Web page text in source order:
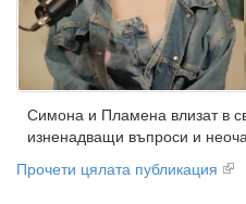
Симона и Пламена влизат в
изненадващи въпроси и
Прочети цялата публикация